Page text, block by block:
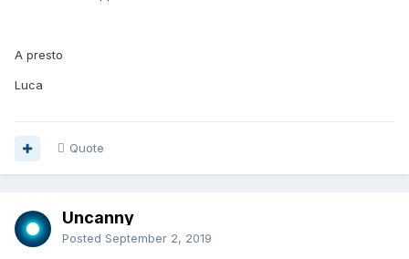
A presto
Luca
Quote
Uncanny
Posted September 2, 2019